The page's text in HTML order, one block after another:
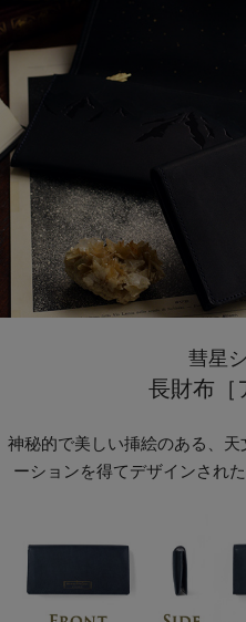
彗星
長財布［
神秘的で美しい挿絵のある、
ーションを得てデザインされ